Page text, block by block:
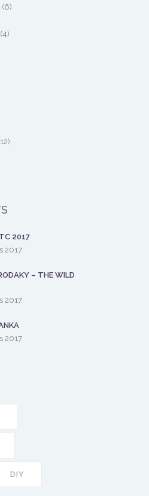
(6)
(4)
2017
2017
– THE WILD
2017
2017
DIY